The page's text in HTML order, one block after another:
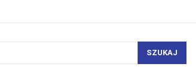
SZUKAJ